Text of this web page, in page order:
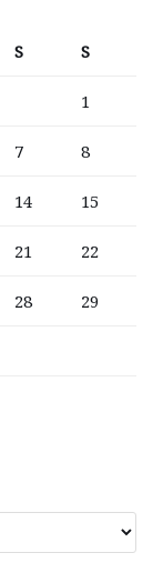
S S
1
7 8
14 15
21 22
28 29